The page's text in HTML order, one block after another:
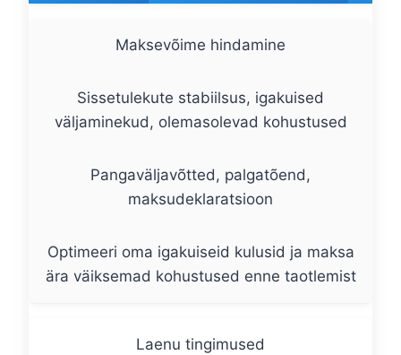
Maksevõime hindamine
Sissetulekute stabiilsus, igakuised
väljaminekud, olemasolevad kohustused
Pangaväljavõtted, palgatõend,
maksudeklaratsioon
Optimeeri oma igakuiseid kulusid ja maksa
ära väiksemad kohustused enne taotlemist
Laenu tingimused